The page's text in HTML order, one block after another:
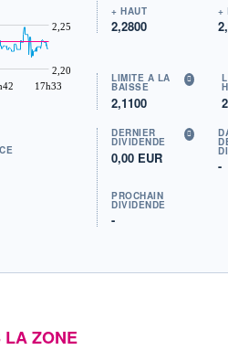
17h33
2,20
2,25
+ HAUT
2,2800
+
LIMITE À LA
BAISSE
2,1100
DERNIER
DIVIDENDE
0,00 EUR -
PROCHAIN
DIVIDENDE
-
LA ZONE